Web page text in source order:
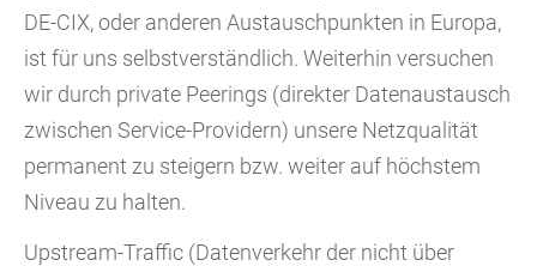
DE-CIX, oder anderen Austauschpunkten in Europa,
ist für uns selbstverständlich. Weiterhin versuchen
wir durch private Peerings (direkter Datenaustausch
zwischen Service-Providern) unsere Netzqualität
permanent zu steigern bzw. weiter auf höchstem
Niveau zu halten.
Upstream-Traffic (Datenverkehr der nicht über